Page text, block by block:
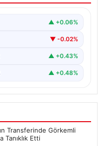
Transferinde Görkemli
Havalimanı